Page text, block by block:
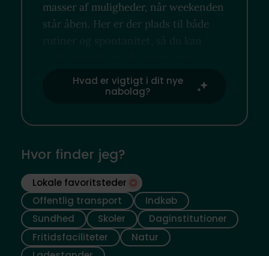
masser af muligheder, når weekenden
står åben. Her er der plads til både
rutiner og spontanitet, så du kan
Hvad er vigtigt i dit nye
nabolag?
Hvor finder jeg?
Lokale favoritsteder
Offentlig transport
Indkøb
Sundhed
Skoler
Daginstitutioner
Fritidsfaciliteter
Natur